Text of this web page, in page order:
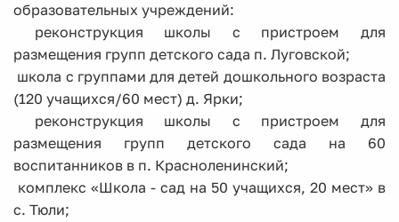
образовательных учреждений:
­ реконструкция школы с пристроем для
размещения групп детского сада п. Луговской;
­ школа с группами для детей дошкольного возраста
(120 учащихся/60 мест) д. Ярки;
­ реконструкция школы с пристроем для
размещения групп детского сада на 60
воспитанников в п. Красноленинский;
­ комплекс «Школа - сад на 50 учащихся, 20 мест» в
с. Тюли;